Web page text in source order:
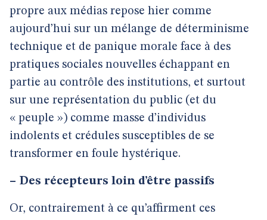
propre aux médias repose hier comme
aujourd’hui sur un mélange de déterminisme
technique et de panique morale face à des
pratiques sociales nouvelles échappant en
partie au contrôle des institutions, et surtout
sur une représentation du public (et du
« peuple ») comme masse d’individus
indolents et crédules susceptibles de se
transformer en foule hystérique.
– Des récepteurs loin d’être passifs
Or, contrairement à ce qu’affirment ces